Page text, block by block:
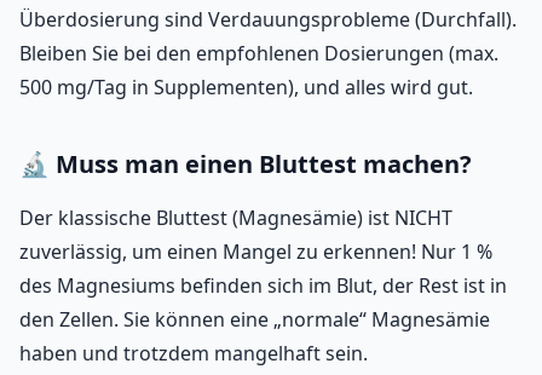
Überdosierung sind Verdauungsprobleme (Durchfall).
Bleiben Sie bei den empfohlenen Dosierungen (max.
500 mg/Tag in Supplementen), und alles wird gut.
🔬 Muss man einen Bluttest machen?
Der klassische Bluttest (Magnesämie) ist NICHT
zuverlässig, um einen Mangel zu erkennen! Nur 1 %
des Magnesiums befinden sich im Blut, der Rest ist in
den Zellen. Sie können eine „normale“ Magnesämie
haben und trotzdem mangelhaft sein.